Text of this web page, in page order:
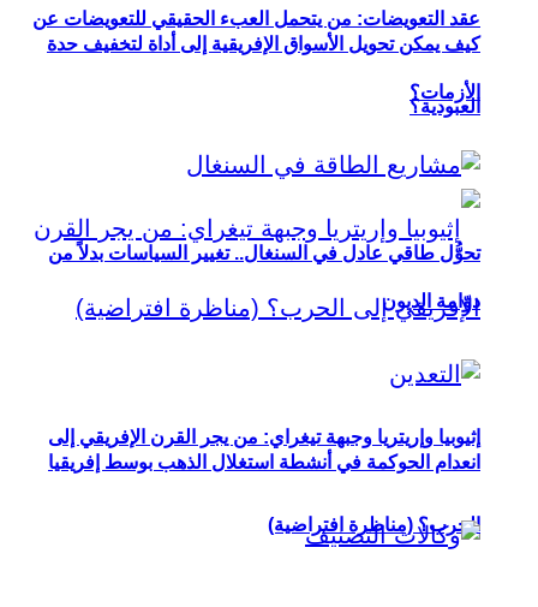
عقد التعويضات: من يتحمل العبء الحقيقي للتعويضات عن
العبودية؟
إثيوبيا وإريتريا وجبهة تيغراي: من يجر القرن الإفريقي إلى
الحرب؟ (مناظرة افتراضية)
كيف يمكن تحويل الأسواق الإفريقية إلى أداة لتخفيف حدة
الأزمات؟
تحوُّل طاقي عادل في السنغال.. تغيير السياسات بدلاً من
دوّامة الديون
انعدام الحوكمة في أنشطة استغلال الذهب بوسط إفريقيا